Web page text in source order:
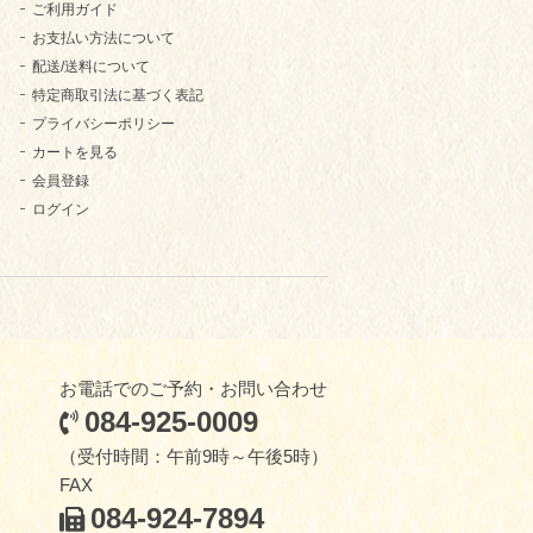
ご利用ガイド
お支払い方法について
配送/送料について
特定商取引法に基づく表記
プライバシーポリシー
カートを見る
会員登録
ログイン
お電話でのご予約・お問い合わせ
084-925-0009
（受付時間：午前9時～午後5時）
FAX
084-924-7894